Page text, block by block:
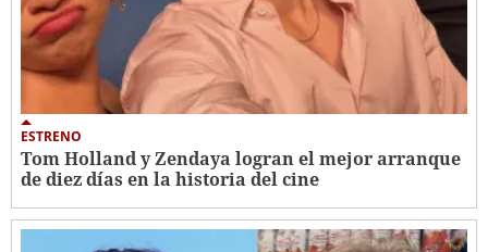
ESTRENO
Tom Holland y Zendaya logran el mejor arranque
de diez días en la historia del cine